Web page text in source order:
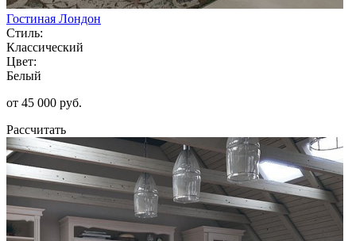
Гостиная Лондон
Стиль:
Классический
Цвет:
Белый
от 45 000 руб.
Рассчитать